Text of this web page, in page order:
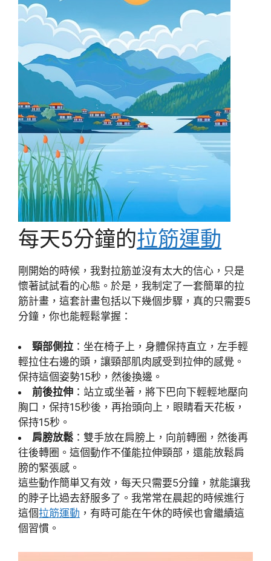
每天5分鐘的拉筋運動
剛開始的時候，我對拉筋並沒有太大的信心，只是
懷著試試看的心態。於是，我制定了一套簡單的拉
筋計畫，這套計畫包括以下幾個步驟，真的只需要5
分鐘，你也能輕鬆掌握：
頸部側拉 ：坐在椅子上，身體保持直立，左手輕
輕拉住右邊的頭，讓頸部肌肉感受到拉伸的感覺。
保持這個姿勢15秒，然後換邊。
前後拉伸 ：站立或坐著，將下巴向下輕輕地壓向
胸口，保持15秒後，再抬頭向上，眼睛看天花板，
保持15秒。
肩膀放鬆 ：雙手放在肩膀上，向前轉圈，然後再
往後轉圈。這個動作不僅能拉伸頸部，還能放鬆肩
膀的緊張感。
這些動作簡単又有效，每天只需要5分鐘，就能讓我
的脖子比過去舒服多了。我常常在晨起的時候進行
這個 拉筋運動 ，有時可能在午休的時候也會繼續這
個習慣。